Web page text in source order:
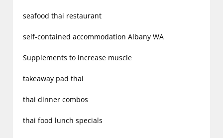
seafood thai restaurant
self-contained accommodation Albany WA
Supplements to increase muscle
takeaway pad thai
thai dinner combos
thai food lunch specials